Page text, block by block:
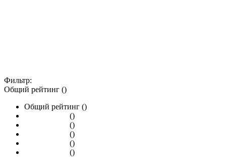
Фильтр:
Общий рейтинг ()
Общий рейтинг ()
()
()
()
()
()